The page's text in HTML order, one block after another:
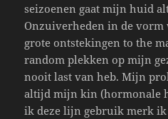
seizoenen gaat mijn huid
Onzuiverheden in de
grote ontstekingen to the
random plekken op mijn
nooit last van heb. Mijn
altijd mijn kin (hormonale
ik deze lijn gebruik merk